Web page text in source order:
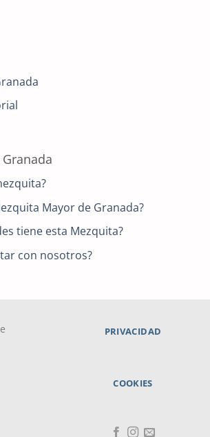
Mayor de Granada?
tiene esta Mezquita?
con nosotros?
PRIVACIDAD
COOKIES